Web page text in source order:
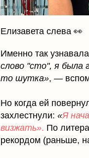
Елизавета слева 👀
Именно так
слово "сто", я была
то шутка», —
Но когда ей
захлестнули: «Я
визжать». По
рекордом (раньше,